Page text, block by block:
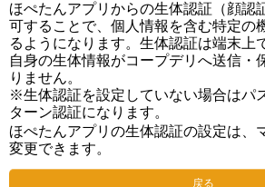
ほぺたんアプリからの生体認証（顔認
可することで、個人情報を含む特定の
るようになります。生体認証は端末上
自身の生体情報がコープデリへ送信・
りません。
※生体認証を設定していない場合はパ
ターン認証になります。
ほぺたんアプリの生体認証の設定は、
変更できます。
戻る